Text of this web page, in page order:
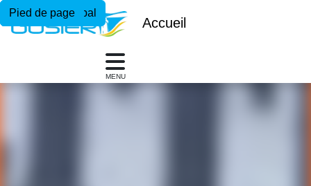
Menu principal
Contenu principal
Pied de page
Accueil
MENU